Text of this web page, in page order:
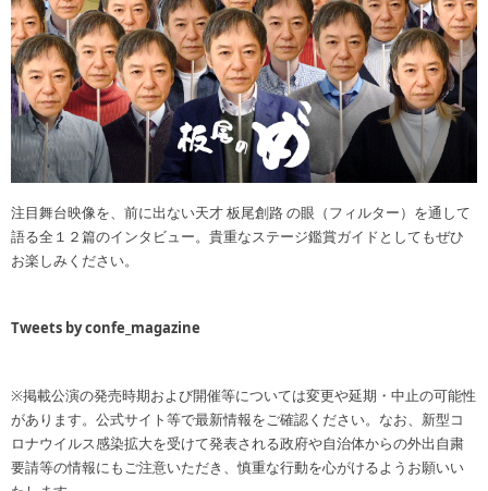
注目舞台映像を、前に出ない天才 板尾創路 の眼（フィルター）を通して
語る全１２篇のインタビュー。貴重なステージ鑑賞ガイドとしてもぜひ
お楽しみください。
Tweets by confe_magazine
※掲載公演の発売時期および開催等については変更や延期・中止の可能性
があります。公式サイト等で最新情報をご確認ください。なお、新型コ
ロナウイルス感染拡大を受けて発表される政府や自治体からの外出自粛
要請等の情報にもご注意いただき、慎重な行動を心がけるようお願いい